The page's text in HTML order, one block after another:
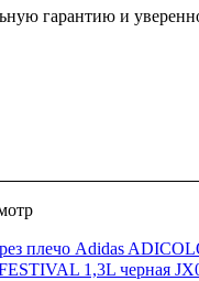
гарантию и
плечо Adidas
1,3L черная